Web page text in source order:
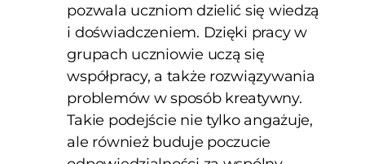
pozwala uczniom dzielić się wiedzą
i doświadczeniem. Dzięki pracy w
grupach uczniowie uczą się
współpracy, a także rozwiązywania
problemów w sposób kreatywny.
Takie podejście nie tylko angażuje,
ale również buduje poczucie